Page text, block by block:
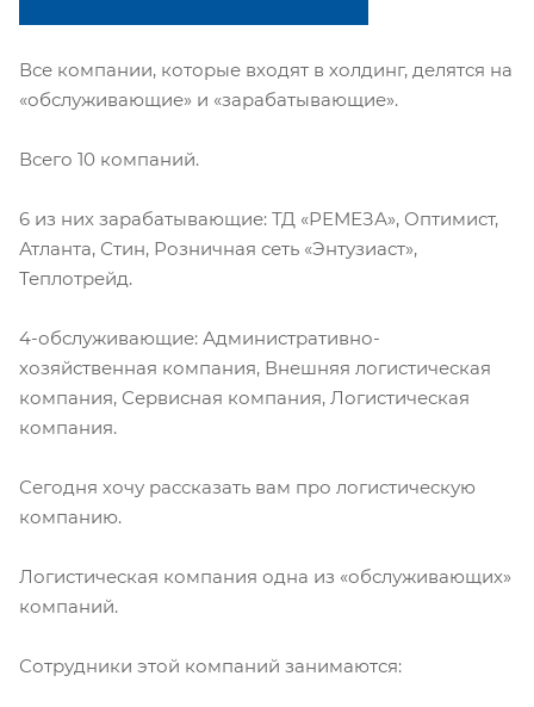
Все компании, которые входят в холдинг, делятся на
«обслуживающие» и «зарабатывающие».
Всего 10 компаний.
6 из них зарабатывающие: ТД «РЕМЕЗА», Оптимист,
Атланта, Стин, Розничная сеть «Энтузиаст»,
Теплотрейд.
4-обслуживающие: Административно-
хозяйственная компания, Внешняя логистическая
компания, Сервисная компания, Логистическая
компания.
Сегодня хочу рассказать вам про логистическую
компанию.
Логистическая компания одна из «обслуживающих»
компаний.
Сотрудники этой компаний занимаются: